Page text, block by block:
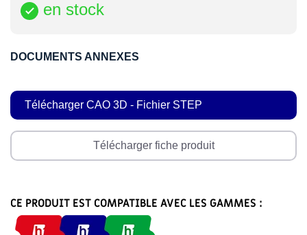
 en stock
DOCUMENTS ANNEXES
Télécharger CAO 3D - Fichier STEP
Télécharger fiche produit
CE PRODUIT EST COMPATIBLE AVEC LES GAMMES :